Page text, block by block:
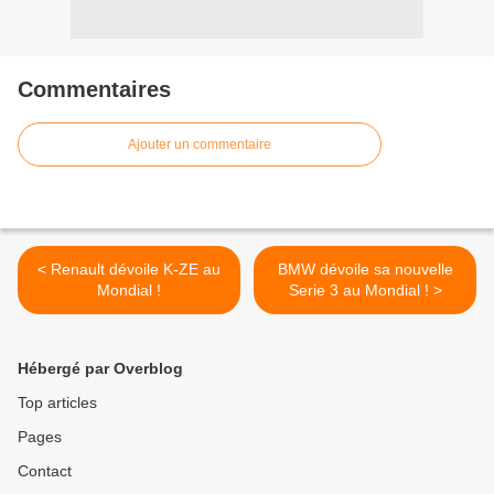
Commentaires
Ajouter un commentaire
< Renault dévoile K-ZE au
Mondial !
BMW dévoile sa nouvelle
Serie 3 au Mondial ! >
Hébergé par Overblog
Top articles
Pages
Contact